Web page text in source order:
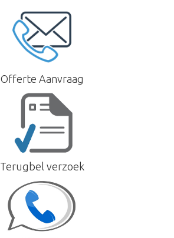
Offerte Aanvraag
Terugbel verzoek